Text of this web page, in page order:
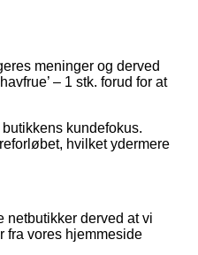
meninger og derved
– 1 stk. forud for at
kundefokus.
hvilket ydermere
derved at vi
fra vores hjemmeside